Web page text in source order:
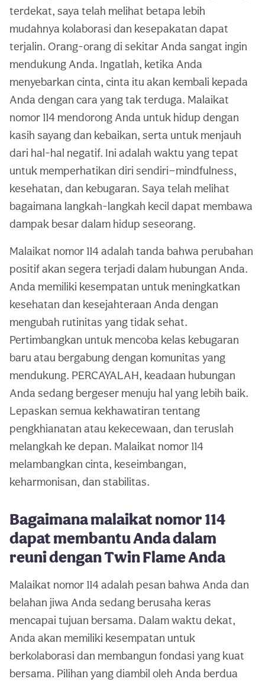
terdekat, saya telah melihat betapa lebih
mudahnya kolaborasi dan kesepakatan dapat
terjalin. Orang-orang di sekitar Anda sangat ingin
mendukung Anda. Ingatlah, ketika Anda
menyebarkan cinta, cinta itu akan kembali kepada
Anda dengan cara yang tak terduga. Malaikat
nomor 114 mendorong Anda untuk hidup dengan
kasih sayang dan kebaikan, serta untuk menjauh
dari hal-hal negatif. Ini adalah waktu yang tepat
untuk memperhatikan diri sendiri—mindfulness,
kesehatan, dan kebugaran. Saya telah melihat
bagaimana langkah-langkah kecil dapat membawa
dampak besar dalam hidup seseorang.
Malaikat nomor 114 adalah tanda bahwa perubahan
positif akan segera terjadi dalam hubungan Anda.
Anda memiliki kesempatan untuk meningkatkan
kesehatan dan kesejahteraan Anda dengan
mengubah rutinitas yang tidak sehat.
Pertimbangkan untuk mencoba kelas kebugaran
baru atau bergabung dengan komunitas yang
mendukung. PERCAYALAH, keadaan hubungan
Anda sedang bergeser menuju hal yang lebih baik.
Lepaskan semua kekhawatiran tentang
pengkhianatan atau kekecewaan, dan teruslah
melangkah ke depan. Malaikat nomor 114
melambangkan cinta, keseimbangan,
keharmonisan, dan stabilitas.
Bagaimana malaikat nomor 114
dapat membantu Anda dalam
reuni dengan Twin Flame Anda
Malaikat nomor 114 adalah pesan bahwa Anda dan
belahan jiwa Anda sedang berusaha keras
mencapai tujuan bersama. Dalam waktu dekat,
Anda akan memiliki kesempatan untuk
berkolaborasi dan membangun fondasi yang kuat
bersama. Pilihan yang diambil oleh Anda berdua